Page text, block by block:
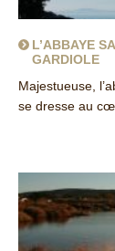
L’ABBAYE
GARDIOLE
Majestueuse,
se dresse au